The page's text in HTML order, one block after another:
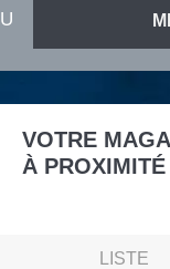
VOTRE
À
LISTE